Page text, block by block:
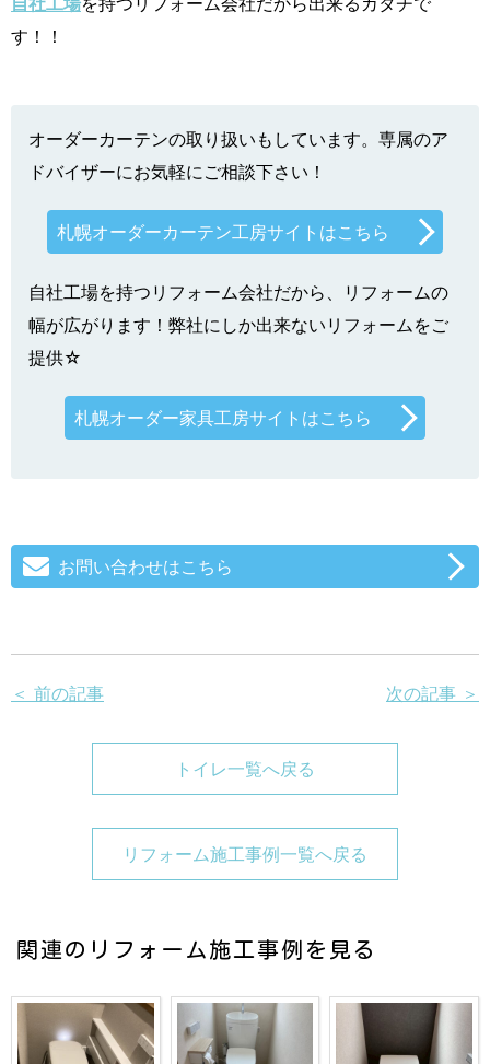
す！！
オーダーカーテンの取り扱いもしています。専属のア
ドバイザーにお気軽にご相談下さい！
札幌オーダーカーテン工房サイトはこちら
自社工場を持つリフォーム会社だから、リフォームの
幅が広がります！弊社にしか出来ないリフォームをご
提供☆
札幌オーダー家具工房サイトはこちら
お問い合わせはこちら
＜ 前の記事 次の記事 ＞
トイレ一覧へ戻る
リフォーム施工事例一覧へ戻る
関連のリフォーム施工事例を見る